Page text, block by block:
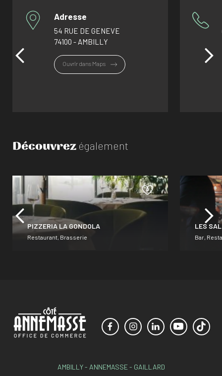
Adresse
54 RUE DE GENEVE
74100 - AMBILLY
Ouvrir dans Maps
Découvrez également
PIZZERIA LA GONDOLA
Restaurant, Brasserie
LES
Bar,
AMBILLY - ANNEMASSE - GAILLARD